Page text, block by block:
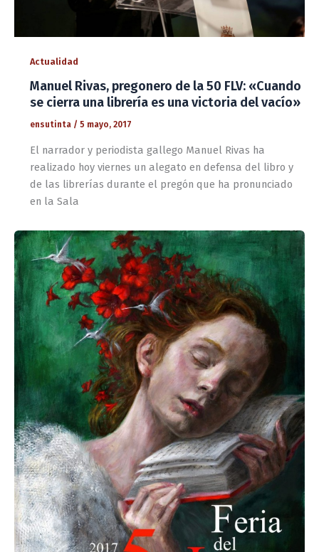
Actualidad
Manuel Rivas, pregonero de la 50 FLV: «Cuando
se cierra una librería es una victoria del vacío»
ensutinta / 5 mayo, 2017
El narrador y periodista gallego Manuel Rivas ha
realizado hoy viernes un alegato en defensa del libro y
de las librerías durante el pregón que ha pronunciado
en la Sala